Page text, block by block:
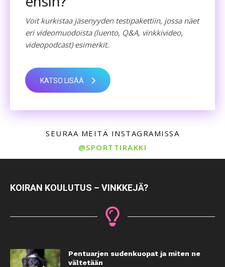
Voit kurkistaa jäsenyyden testipakettiin, jossa näet
eri videomuodoista (luento, Q&A, vinkkivideo,
videopodcast) esimerkit.
KATSO LISÄÄ
SEURAA MEITÄ INSTAGRAMISSA
@SPORTTIRAKKI
KOIRAN KOULUTUS – VINKKEJÄ?
Pentuarjen sudenkuopat ja miten ne
vältetään